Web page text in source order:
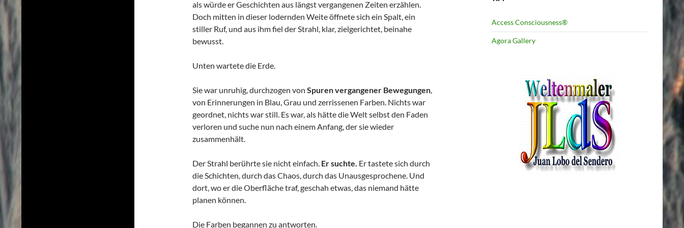
als würde er Geschichten aus längst vergangenen Zeiten erzählen.
Doch mitten in dieser lodernden Weite öffnete sich ein Spalt, ein
stiller Ruf, und aus ihm fiel der Strahl, klar, zielgerichtet, beinahe
bewusst.
Unten wartete die Erde.
Sie war unruhig, durchzogen von Spuren vergangener Bewegungen,
von Erinnerungen in Blau, Grau und zerrissenen Farben. Nichts war
geordnet, nichts war still. Es war, als hätte die Welt selbst den Faden
verloren und suche nun nach einem Anfang, der sie wieder
zusammenhält.
Der Strahl berührte sie nicht einfach. Er suchte. Er tastete sich durch
die Schichten, durch das Chaos, durch das Unausgesprochene. Und
dort, wo er die Oberfläche traf, geschah etwas, das niemand hätte
planen können.
Die Farben begannen zu antworten.
Access Consciousness®
Agora Gallery